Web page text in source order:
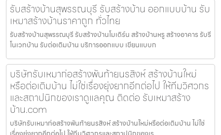
รับสร้างบ้านสุพรรณบุรี รับสร้างบ้าน ออกแบบบ้าน รับ
เหมาสร้างบ้านราคาถูก ทั่วไทย
รับสร้างบ้านสุพรรณบุรี รับสร้างบ้านโมเดิร์น สร้างบ้านหรู สร้างอาคาร รับรี
โนเวทบ้าน รับต่อเติมบ้าน บริการออกแบบ เขียนแบบก
บริษัทรับเหมาก่อสร้างพันท้ายนรสิงห์ สร้างบ้านใหม่
หรือต่อเติมบ้าน ไม่ใช่เรื่องยุ่งยากอีกต่อไป ให้ทีมวิศวกร
และสถาปนิกของเราดูแลคุณ ติดต่อ รับเหมาสร้าง
บ้าน.com
บริษัทรับเหมาก่อสร้างพันท้ายนรสิงห์ สร้างบ้านใหม่หรือต่อเติมบ้าน ไม่ใช่